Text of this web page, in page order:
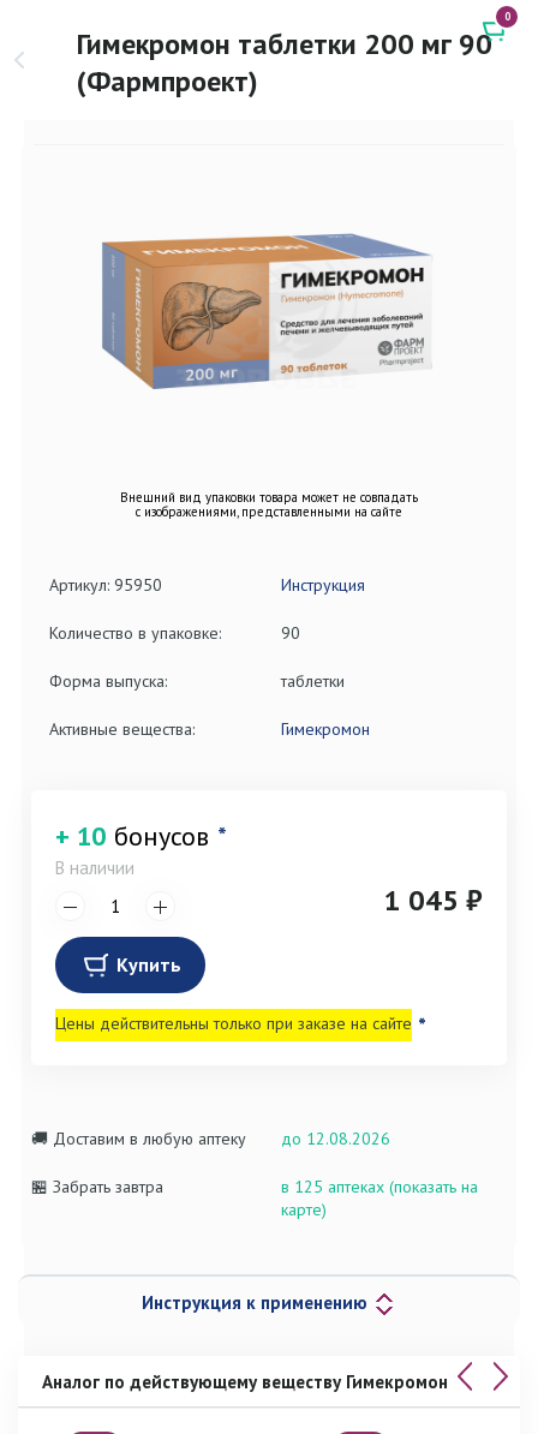
Гимекромон таблетки 200 мг 90
(Фармпроект)
0
Внешний вид упаковки товара может не совпадать
с изображениями, представленными на сайте
Артикул: 95950 Инструкция
Количество в упаковке: 90
Форма выпуска: таблетки
Активные вещества: Гимекромон
+ 10 бонусов *
В наличии
1 045 ₽
Купить
Цены действительны только при заказе на сайте *
🚚 Доставим в любую аптеку до 12.08.2026
🏪 Забрать завтра
в 125 аптеках (показать на
карте)
Инструкция к применению
Аналог по действующему веществу Гимекромон